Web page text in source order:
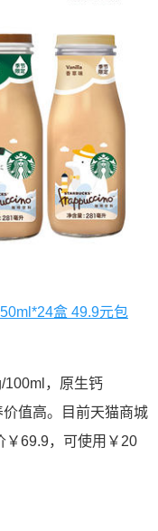
盒 49.9元包
100ml，原生钙
值高。目前天猫商城
￥69.9，可使用￥20